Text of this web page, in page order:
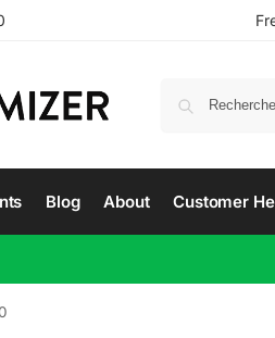
Blog About Customer